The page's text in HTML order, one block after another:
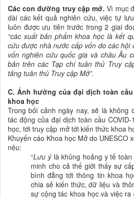
Các con đường truy cập mở. Vì mục
dài các kết quả nghiên cứu, việc tự
luôn được ưu tiên trước trong 2 giai
“các xuất bản phẩm khoa học là kết
cứu được nhà nước cấp vốn do các hội
vốn nghiên cứu quốc gia và châu Âu
bản trên các Tạp chí tuân thủ Truy
tảng tuân thủ Truy cập Mở”.
C. Ảnh hưởng của đại dịch toàn
khoa học
Trong bối cảnh ngày nay, sẽ là không
tác động của đại dịch toàn cầu
học, tới truy cập mở tới kiến thức khoa
Khuyến cáo Khoa học Mở do UNESCO
nêu:
“Lưu ý là khủng hoảng y tế
minh cho cả thế giới thấysự
bình đẳng tới thông tin khoa
chia sẻ kiến thức, dữ liệu và
sự cộng tác khoa họcvà việc